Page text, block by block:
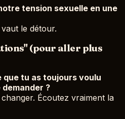
tension sexuelle en une
le détour.
(pour aller plus
tu as toujours voulu
?
Écoutez vraiment la